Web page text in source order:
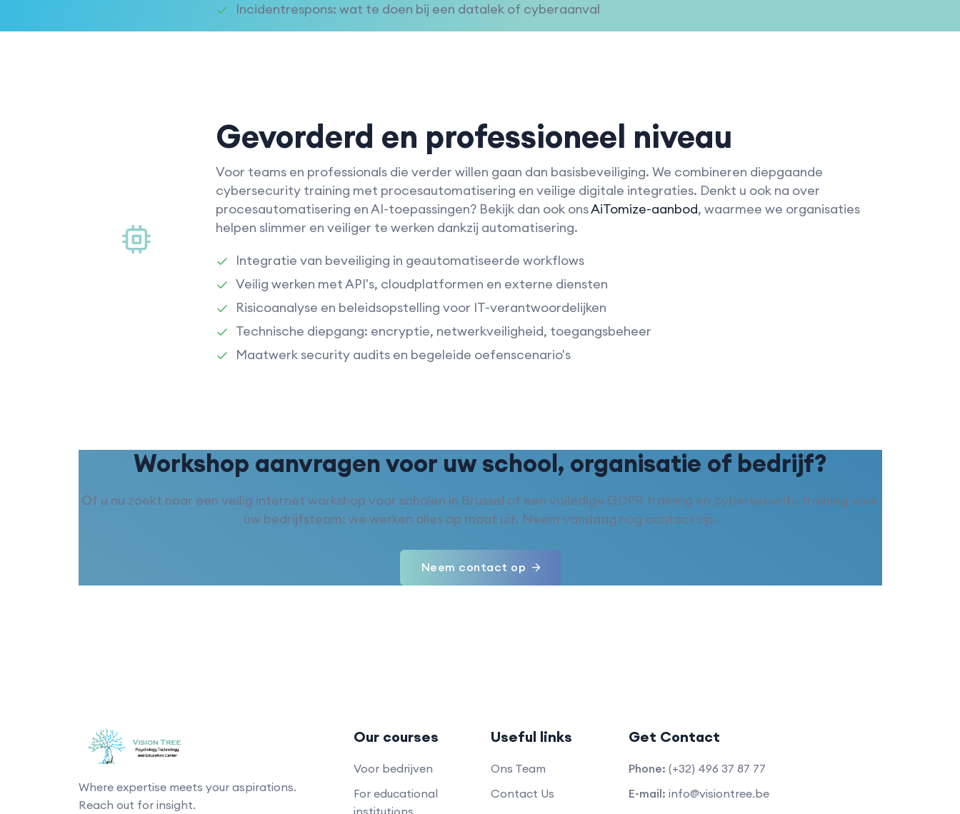
Incidentrespons: wat te doen bij een datalek of cyberaanval
Gevorderd en professioneel niveau
Voor teams en professionals die verder willen gaan dan basisbeveiliging. We combineren diepgaande
cybersecurity training met procesautomatisering en veilige digitale integraties. Denkt u ook na over
procesautomatisering en AI-toepassingen? Bekijk dan ook onsAiTomize-aanbod, waarmee we organisaties
helpen slimmer en veiliger te werken dankzij automatisering.
Integratie van beveiliging in geautomatiseerde workflows
Veilig werken met API's, cloudplatformen en externe diensten
Risicoanalyse en beleidsopstelling voor IT-verantwoordelijken
Technische diepgang: encryptie, netwerkveiligheid, toegangsbeheer
Maatwerk security audits en begeleide oefenscenario's
Workshop aanvragen voor uw school, organisatie of bedrijf?
Of u nu zoekt naar een veilig internet workshop voor scholen in Brussel of een volledige GDPR training en cybersecurity training voor
uw bedrijfsteam: we werken alles op maat uit. Neem vandaag nog contact op.
Neem contact op
Where expertise meets your aspirations.
Reach out for insight.
Our courses
Voor bedrijven
For educational
institutions
Useful links
Ons Team
Contact Us
Get Contact
Phone: (+32) 496 37 87 77
E-mail: info@visiontree.be